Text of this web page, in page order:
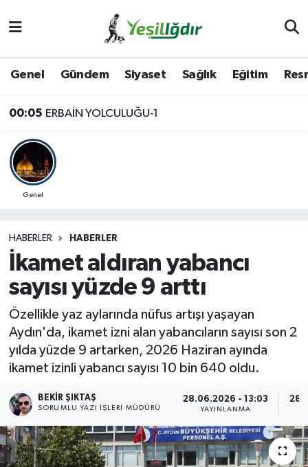
Genel Gündem Siyaset Sağlık Eğitim
00:05 ERBAİN YOLCULUĞU-1
Genel
HABERLER HABERLER
İkamet aldıran yabancı
sayısı yüzde 9 arttı
Özellikle yaz aylarında nüfus artışı yaşayan
Aydın'da, ikamet izni alan yabancıların sayısı son 2
yılda yüzde 9 artarken, 2026 Haziran ayında
ikamet izinli yabancı sayısı 10 bin 640 oldu.
BEKIR ŞIKTAŞ
SORUMLU YAZI İŞLERI MÜDÜRÜ
28.06.2026 - 13:03
YAYINLANMA
Iğdır Trafik Yoğunluk Haritası
Süper Lig Puan Durumu ve Fikstür
Son Dakika Haberleri
Haber Arşivi